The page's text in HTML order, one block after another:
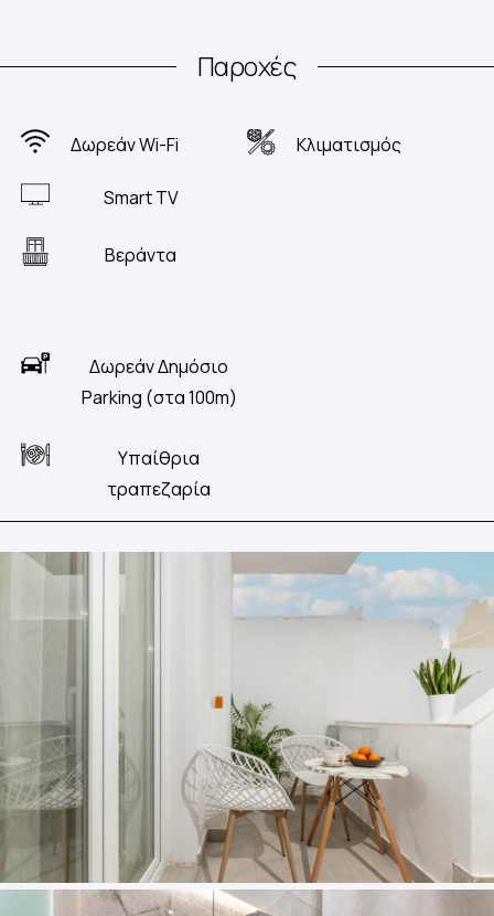
Παροχές
Δωρεάν Wi-Fi Κλιματισμός
Smart TV
Βεράντα
Δωρεάν Δημόσιο
Parking (στα 100m)
Υπαίθρια
τραπεζαρία